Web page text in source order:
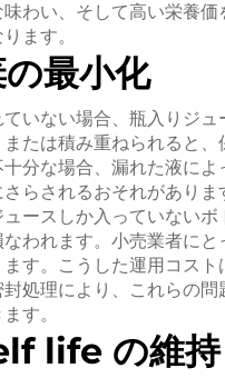
わい、そして高い栄養
ます。
最小化
いない場合、瓶入りジ
たは積み重ねられると
分な場合、漏れた液に
らされるおそれがあり
ースしか入っていない
われます。小売業者に
す。こうした運用コス
処理により、これらの
す。
life の維持